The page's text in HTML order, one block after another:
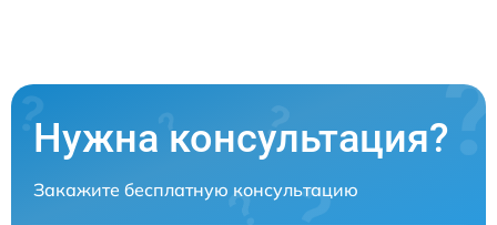
Нужна консультация?
Закажите бесплатную консультацию